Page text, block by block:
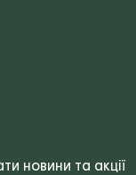
новини та акції